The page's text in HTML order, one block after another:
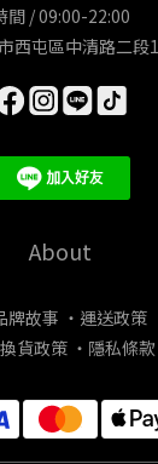
間 / 09:00-22:00
西屯區中清路二段
About
牌故事 ・運送政策
貨政策 ・隱私條款